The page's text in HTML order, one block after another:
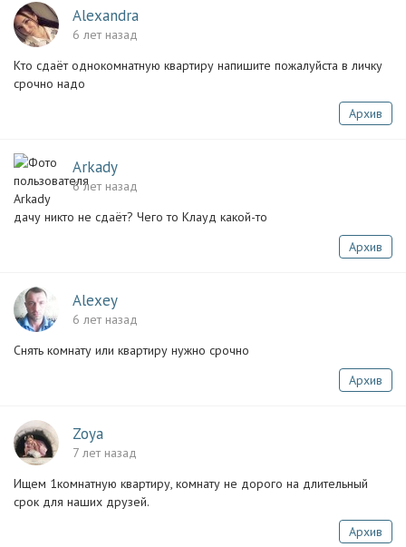
Alexandra
6 лет назад
Кто сдаёт однокомнатную квартиру напишите пожалуйста в личку
срочно надо
Архив
Arkady
6 лет назад
дачу никто не сдаёт? Чего то Клауд какой-то
Архив
Alexey
6 лет назад
Снять комнату или квартиру нужно срочно
Архив
Zoya
7 лет назад
Ищем 1комнатную квартиру, комнату не дорого на длительный
срок для наших друзей.
Архив